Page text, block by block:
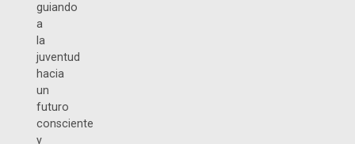
guiando
a
la
juventud
hacia
un
futuro
consciente
y